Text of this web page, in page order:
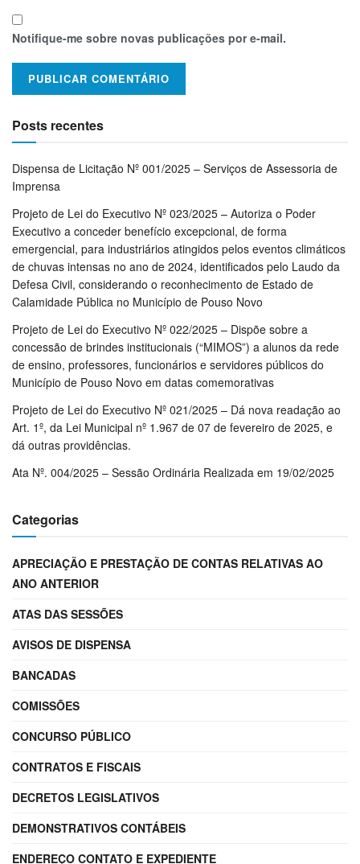
Notifique-me sobre novas publicações por e-mail.
Posts recentes
Dispensa de Licitação Nº 001/2025 – Serviços de Assessoria de
Imprensa
Projeto de Lei do Executivo Nº 023/2025 – Autoriza o Poder
Executivo a conceder benefício excepcional, de forma
emergencial, para industriários atingidos pelos eventos climáticos
de chuvas intensas no ano de 2024, identificados pelo Laudo da
Defesa Civil, considerando o reconhecimento de Estado de
Calamidade Pública no Município de Pouso Novo
Projeto de Lei do Executivo Nº 022/2025 – Dispõe sobre a
concessão de brindes institucionais (“MIMOS”) a alunos da rede
de ensino, professores, funcionários e servidores públicos do
Município de Pouso Novo em datas comemorativas
Projeto de Lei do Executivo Nº 021/2025 – Dá nova readação ao
Art. 1º, da Lei Municipal nº 1.967 de 07 de fevereiro de 2025, e
dá outras providências.
Ata Nº. 004/2025 – Sessão Ordinária Realizada em 19/02/2025
Categorias
APRECIAÇÃO E PRESTAÇÃO DE CONTAS RELATIVAS AO
ANO ANTERIOR
ATAS DAS SESSÕES
AVISOS DE DISPENSA
BANCADAS
COMISSÕES
CONCURSO PÚBLICO
CONTRATOS E FISCAIS
DECRETOS LEGISLATIVOS
DEMONSTRATIVOS CONTÁBEIS
ENDEREÇO CONTATO E EXPEDIENTE